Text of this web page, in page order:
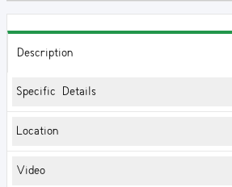
Description
Specific Details
Location
Video